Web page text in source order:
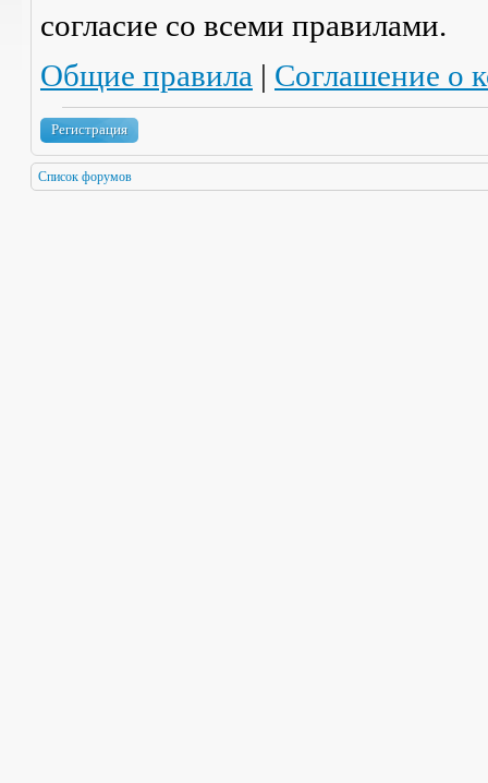
согласие со всеми правилами.
Общие правила | Соглашение о
Регистрация
Список форумов